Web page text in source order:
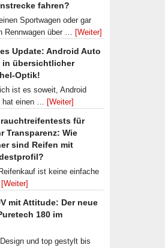
fahren?
Sportwagen oder gar
Rennwagen über … [Weiter]
Update: Android Auto
in übersichtlicher
Optik!
ist es soweit, Android
hat einen … [Weiter]
für
Transparenz: Wie
sind Reifen mit
ist keine einfache
[Weiter]
mit Attitude: Der neue
180 im
und top gestylt bis